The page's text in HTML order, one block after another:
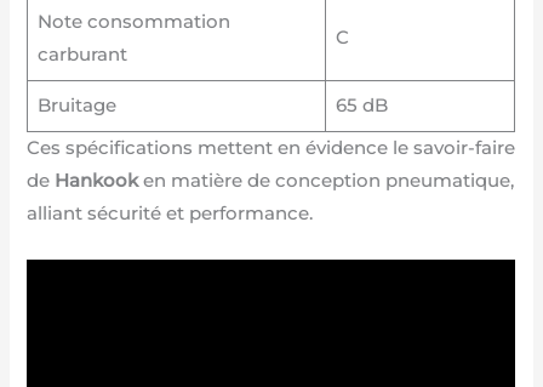
Note consommation
carburant
C
Bruitage
65 dB
Ces spécifications mettent en évidence le savoir-faire
de Hankooken matière de conception pneumatique,
alliant sécurité et performance.